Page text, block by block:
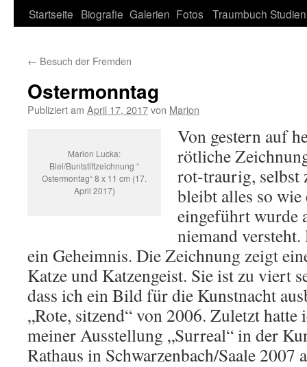
Zum
springen
Startseite Biografie Galerien Fotos Traumbuch Studien
← Besuch der Fremden
Ostermonntag
Publiziert am April 17, 2017von Marion
Marion Lucka:
Blei/Buntstiftzeichnung “
Ostermontag“ 8 x 11 cm (17.
April 2017)
Von gestern auf
rötliche
rot-traurig, selbst
bleibt alles so wie
eingeführt wurde
niemand
ein Geheimnis. Die Zeichnung zeigt
Katze und Katzengeist. Sie ist zu viert
dass ich ein Bild für die Kunstnacht
„Rote, sitzend“ von 2006. Zuletzt hatte
meiner Ausstellung „Surreal“ in der
Rathaus in Schwarzenbach/Saale 2007